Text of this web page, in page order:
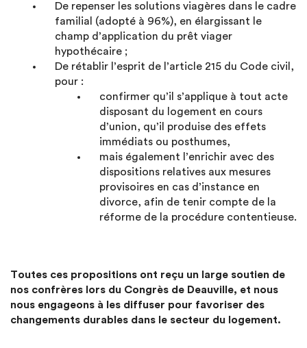
De repenser les solutions viagères dans le cadre
familial (adopté à 96%), en élargissant le
champ d’application du prêt viager
hypothécaire ;
De rétablir l’esprit de l’article 215 du Code civil,
pour :
confirmer qu’il s’applique à tout acte
disposant du logement en cours
d’union, qu’il produise des effets
immédiats ou posthumes,
mais également l’enrichir avec des
dispositions relatives aux mesures
provisoires en cas d’instance en
divorce, afin de tenir compte de la
réforme de la procédure contentieuse.
Toutes ces propositions ont reçu un large soutien de
nos confrères lors du Congrès de Deauville, et nous
nous engageons à les diffuser pour favoriser des
changements durables dans le secteur du logement.